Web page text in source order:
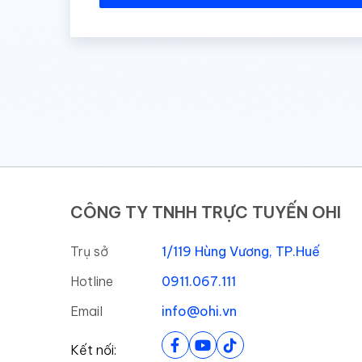
CÔNG TY TNHH TRỰC TUYẾN OHI
Trụ sở
1/119 Hùng Vương, TP.Huế
Hotline
0911.067.111
Email
info@ohi.vn
Kết nối: